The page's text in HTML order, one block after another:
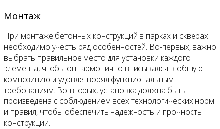
Монтаж
При монтаже бетонных конструкций в парках и скверах
необходимо учесть ряд особенностей. Во-первых, важно
выбрать правильное место для установки каждого
элемента, чтобы он гармонично вписывался в общую
композицию и удовлетворял функциональным
требованиям. Во-вторых, установка должна быть
произведена с соблюдением всех технологических норм
и правил, чтобы обеспечить надежность и прочность
конструкции.